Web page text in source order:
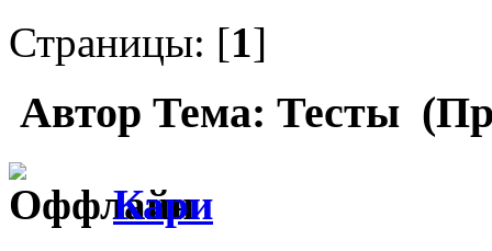
Страницы: [1]
Автор Тема: Тесты
Кари